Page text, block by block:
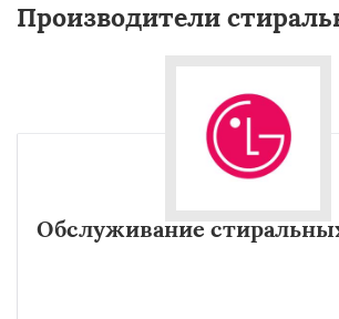
Производители
Обслуживание